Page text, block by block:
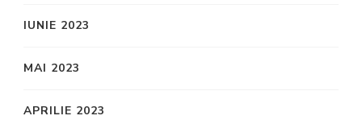
IUNIE 2023
MAI 2023
APRILIE 2023